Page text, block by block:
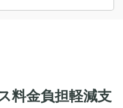
料金負担軽減支